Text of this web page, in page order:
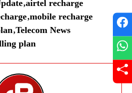
,airtel recharge
,mobile recharge
,Telecom News
plan